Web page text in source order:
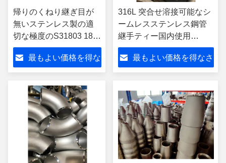
帰りのくねり継ぎ目が
無いステンレス製の適
切な極度のS31803 180
度
最もよい価格を得な
316L 突合せ溶接可能なシ
ームレスステンレス鋼管
継手ティー国内使用
Sch10s
最もよい価格を得なさ